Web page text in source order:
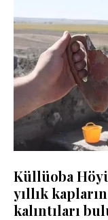
Küllüoba
yıllık
kalıntıları